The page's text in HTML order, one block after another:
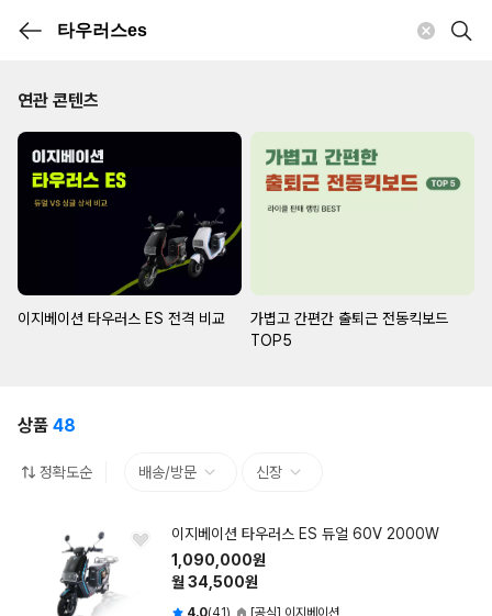
연관 콘텐츠
이지베이션 타우러스 ES 전격 비교
가볍고 간편간 출퇴근 전동킥보드
TOP5
상품 48
정확도순 배송/방문 신장
이지베이션 타우러스 ES 듀얼 60V 2000W
1,090,000원
월 34,500원
4.0(41)
[공식] 이지베이션